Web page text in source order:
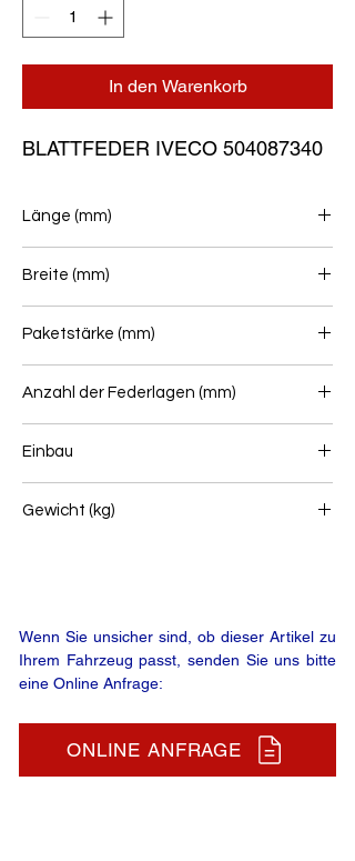
In den Warenkorb
BLATTFEDER IVECO 504087340
Länge (mm)
Breite (mm)
Paketstärke (mm)
Anzahl der Federlagen (mm)
Einbau
Gewicht (kg)
Wenn Sie unsicher sind, ob dieser Artikel zu
Ihrem Fahrzeug passt, senden Sie uns bitte
eine Online Anfrage:
ONLINE ANFRAGE